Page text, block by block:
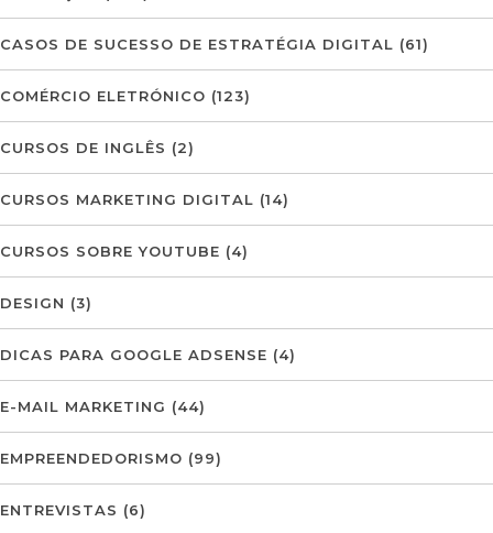
CASOS DE SUCESSO DE ESTRATÉGIA DIGITAL (61)
COMÉRCIO ELETRÓNICO (123)
CURSOS DE INGLÊS (2)
CURSOS MARKETING DIGITAL (14)
CURSOS SOBRE YOUTUBE (4)
DESIGN (3)
DICAS PARA GOOGLE ADSENSE (4)
E-MAIL MARKETING (44)
EMPREENDEDORISMO (99)
ENTREVISTAS (6)